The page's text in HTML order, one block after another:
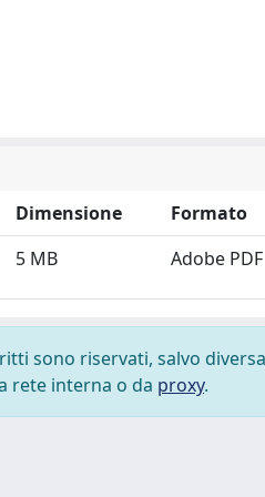
Dimensione
Formato
5 MB Adobe PDF
sono riservati, salvo
rete interna o da proxy.